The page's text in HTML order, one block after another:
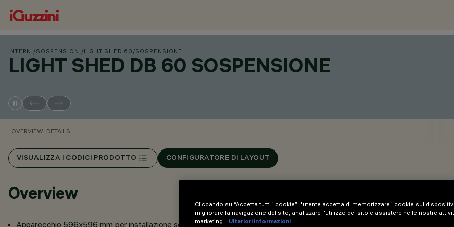
INTERNI /SOSPENSIONI /LIGHT SHED 60 /SOSPENSIONE
LIGHT SHED DB 60 SOSPENSIONE
OVERVIEW DETAILS
VISUALIZZA I CODICI PRODOTTO CONFIGURATORE DI LAYOUT
Overview
Apparecchio 596x596 mm per installazione sospesa o ad appoggio su griglia modulare - sorgente LED ad elevato indice di
Cliccando su “Accetta tutti i cookie”, l'utente accetta di memorizzare i cookie sul
migliorare la navigazione del sito, analizzare l'utilizzo del sito e assistere nelle nostre
marketing.
Ulteriori informazioni